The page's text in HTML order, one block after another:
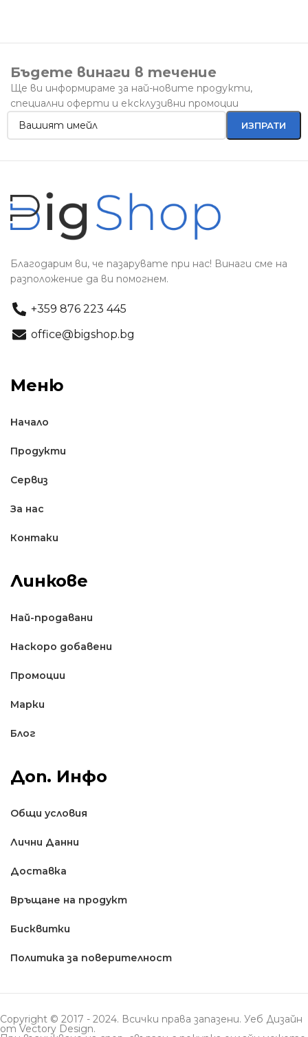
Бъдете винаги в течение
Ще ви информираме за най-новите продукти,
специални оферти и ексклузивни промоции
Благодарим ви, че пазарувате при нас! Винаги сме на
разположение да ви помогнем.
+359 876 223 445
office@bigshop.bg
Меню
Начало
Продукти
Сервиз
За нас
Контаки
Линкове
Най-продавани
Наскоро добавени
Промоции
Марки
Блог
Доп. Инфо
Общи условия
Лични Данни
Доставкa
Връщане на продукт
Бисквитки
Политика за поверителност
Copyright © 2017 - 2024. Всички права запазени. Уеб Дизайн
от Vectory Design.